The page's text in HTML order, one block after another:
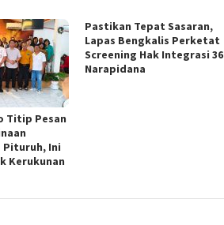
Titip Pesan
Pituruh, Ini
Kerukunan
Pastikan Tepat Sasaran,
Lapas Bengkalis Perketat
Screening Hak Integrasi 36
Narapidana